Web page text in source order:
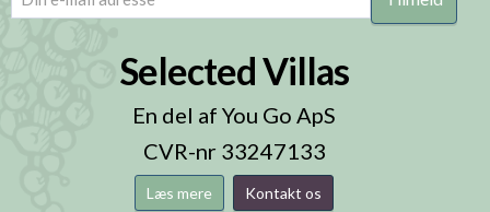
(Påkrævet)
Selected Villas
En del af You Go ApS
CVR-nr 33247133
Læs mere Kontakt os